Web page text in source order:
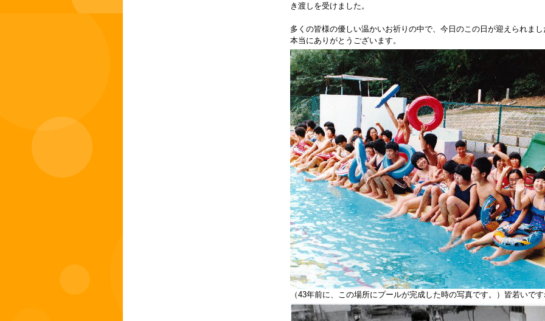
き渡しを受けました。
多くの皆様の優しい温かいお祈りの中で、今日のこの日が迎えられま
本当にありがとうございます。
（43年前に、この場所にプールが完成した時の写真です。）皆若いで